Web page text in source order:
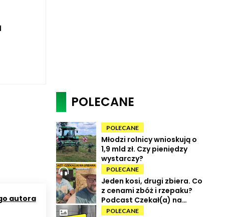
autora
POLECANE
POLECANE
Młodzi rolnicy wnioskują o
1,9 mld zł. Czy pieniędzy
wystarczy?
POLECANE
Jeden kosi, drugi zbiera. Co
z cenami zbóż i rzepaku?
Podcast Czekał(a) na
Urbana odc. 73
POLECANE